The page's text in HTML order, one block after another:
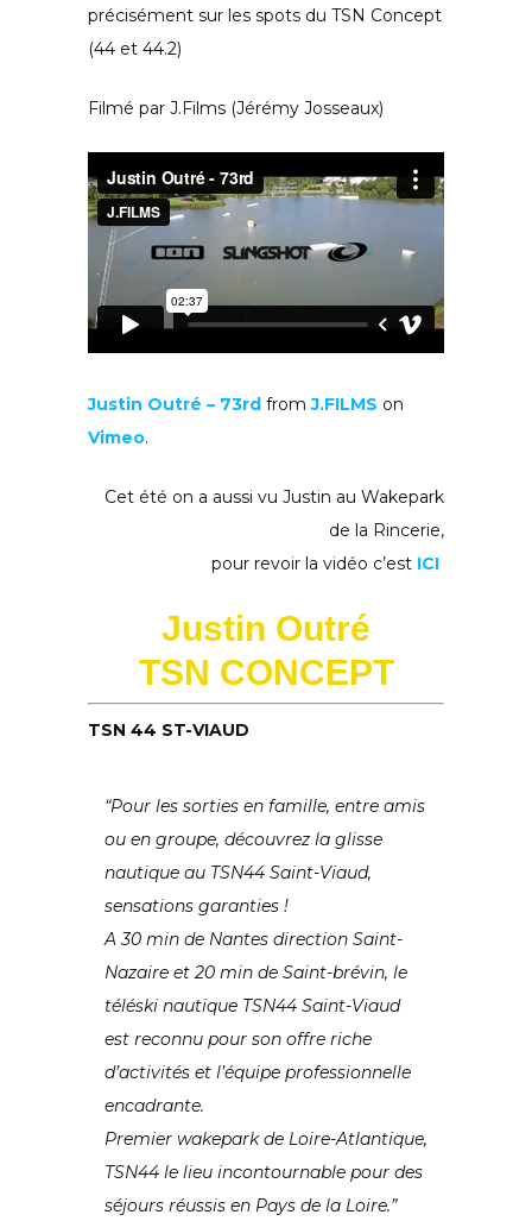
précisément sur les spots du TSN Concept
(44 et 44.2)
Filmé par J.Films (Jérémy Josseaux)
Justin Outré – 73rd fromJ.FILMS on
Vimeo.
Cet été on a aussi vu Justin au Wakepark
de la Rincerie,
pour revoir la vidéo c’est ICI
Justin Outré
TSN CONCEPT
TSN 44 ST-VIAUD
“Pour les sorties en famille, entre amis
ou en groupe, découvrez la glisse
nautique au TSN44 Saint-Viaud,
sensations garanties !
A 30 min de Nantes direction Saint-
Nazaire et 20 min de Saint-brévin, le
téléski nautique TSN44 Saint-Viaud
est reconnu pour son offre riche
d’activités et l’équipe professionnelle
encadrante.
Premier wakepark de Loire-Atlantique,
TSN44 le lieu incontournable pour des
séjours réussis en Pays de la Loire.”